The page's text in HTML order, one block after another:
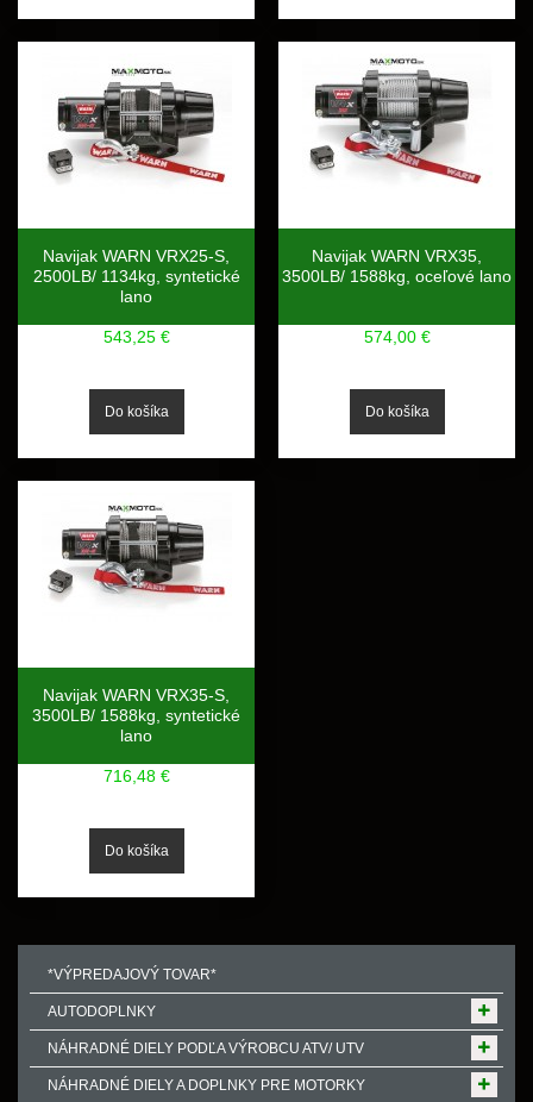
Navijak WARN VRX25-S,
2500LB/ 1134kg, syntetické
lano
543,25 €
Navijak WARN VRX35,
3500LB/ 1588kg, oceľové lano
574,00 €
Navijak WARN VRX35-S,
3500LB/ 1588kg, syntetické
lano
716,48 €
*VÝPREDAJOVÝ TOVAR*
AUTODOPLNKY
NÁHRADNÉ DIELY PODĽA VÝROBCU ATV/ UTV
NÁHRADNÉ DIELY A DOPLNKY PRE MOTORKY